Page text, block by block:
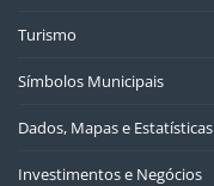
Turismo
Símbolos Municipais
Dados, Mapas e Estatísticas
Investimentos e Negócios